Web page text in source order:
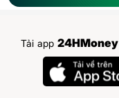
Tải app 24HMoney